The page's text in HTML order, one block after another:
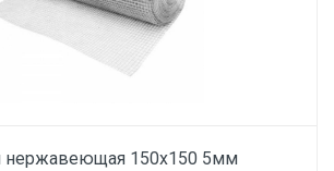
нержавеющая 150х150 5мм